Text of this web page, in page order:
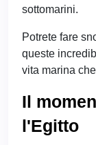
sottomarini.
Potrete fare
queste
vita marina
Il
l'Egitto